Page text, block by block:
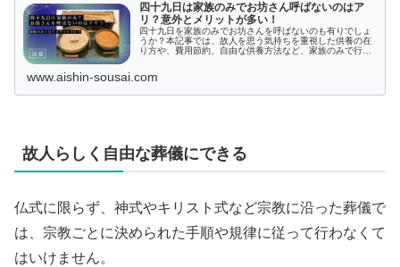
四十九日は家族のみでお坊さん呼ばないのはア
リ？意外とメリットが多い！
四十九日を家族のみでお坊さんを呼ばないのも有りでしょ
うか？本記事では、故人を思う気持ちを重視した供養の在
り方や、費用節約、自由な供養方法など、家族のみで行う
う大切な時間の過ごし方についても触れています。
www.aishin-sousai.com
故人らしく自由な葬儀にできる
仏式に限らず、神式やキリスト式など宗教に沿った葬儀で
は、宗教ごとに決められた手順や規律に従って行わなくて
はいけません。